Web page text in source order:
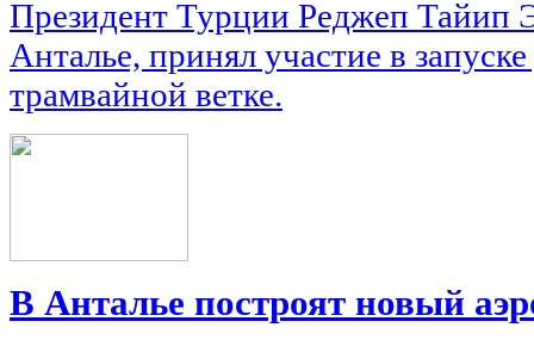
Президент Турции Реджеп Тайип
Анталье, принял участие в
трамвайной ветке.
В Анталье построят новый